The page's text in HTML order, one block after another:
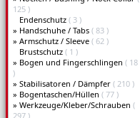
125 )
Endenschutz ( 3 )
» Handschuhe / Tabs ( 83 )
» Armschutz / Sleeve ( 62 )
Brustschutz ( 1 )
» Bogen und Fingerschlingen ( 18
)
» Stabilisatoren / Dämpfer ( 210 )
» Bogentaschen/Hüllen ( 77 )
» Werkzeuge/Kleber/Schrauben (
297 )